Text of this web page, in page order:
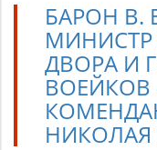
БАРОН В.
ДВОРА И
НИКОЛАЯ